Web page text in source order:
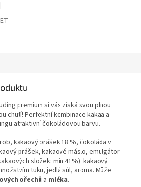
premium si vás získá svou plnou
chutí! Perfektní kombinace kakaa a
atraktivní čokoládovou barvu.
kakaový prášek 18 %, čokoláda v
prášek, kakaové máslo, emulgátor –
složek: min 41%), kakaový
tuku, jedlá sůl, aroma. Může
ořechů a mléka.